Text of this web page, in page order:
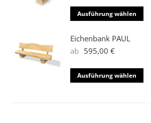
Ausführung wählen
Die
Eichenbank PAUL
ab 595,00 €
Ausführung wählen